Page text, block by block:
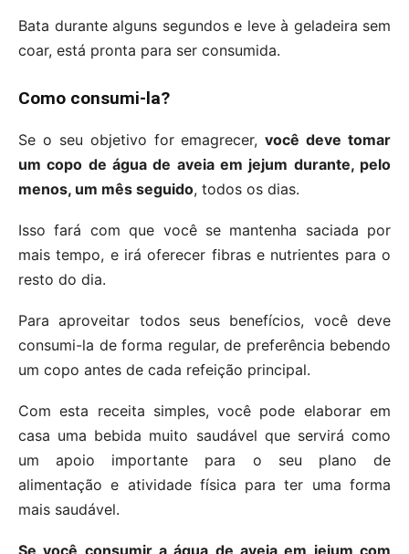
Bata durante alguns segundos e leve à geladeira sem
coar, está pronta para ser consumida.
Como consumi-la?
Se o seu objetivo for emagrecer,você deve tomar
um copo de água de aveia em jejum durante, pelo
menos, um mês seguido, todos os dias.
Isso fará com que você se mantenha saciada por
mais tempo, e irá oferecer fibras e nutrientes para o
resto do dia.
Para aproveitar todos seus benefícios, você deve
consumi-la de forma regular, de preferência bebendo
um copo antes de cada refeição principal.
Com esta receita simples, você pode elaborar em
casa uma bebida muito saudável que servirá como
um apoio importante para o seu plano de
alimentação e atividade física para ter uma forma
mais saudável.
Se você consumir a água de aveia em jejum com